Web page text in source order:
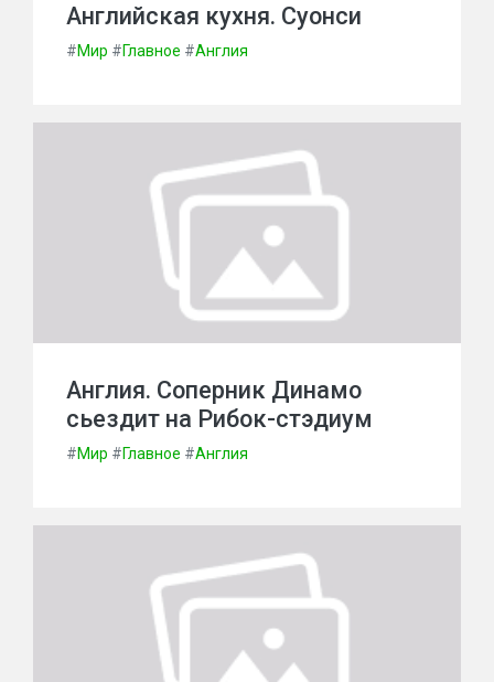
Английская кухня. Суонси
#Мир #Главное #Англия
Англия. Соперник Динамо
сьездит на Рибок-стэдиум
#Мир #Главное #Англия